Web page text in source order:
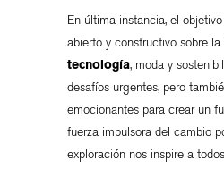
En última instancia, el
abierto y constructivo sobre
tecnología, moda y
desafíos urgentes, pero
emocionantes para crear un
fuerza impulsora del cambio
exploración nos inspire a